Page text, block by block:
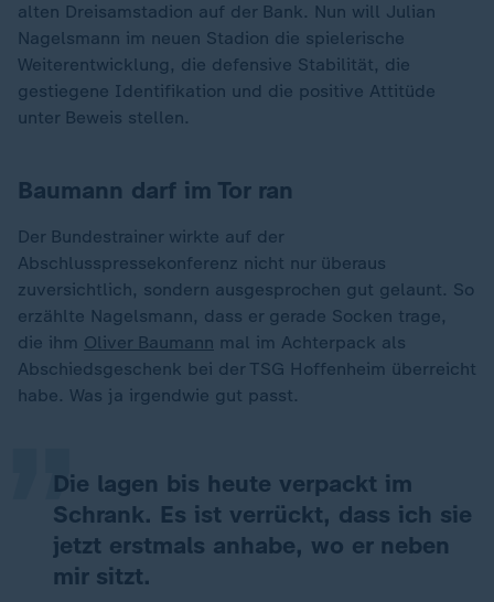
alten Dreisamstadion auf der Bank. Nun will Julian
Nagelsmann im neuen Stadion die spielerische
Weiterentwicklung, die defensive Stabilität, die
gestiegene Identifikation und die positive Attitüde
unter Beweis stellen.
Baumann darf im Tor ran
Der Bundestrainer wirkte auf der
Abschlusspressekonferenz nicht nur überaus
zuversichtlich, sondern ausgesprochen gut gelaunt. So
erzählte Nagelsmann, dass er gerade Socken trage,
die ihm Oliver Baumann mal im Achterpack als
Abschiedsgeschenk bei der TSG Hoffenheim überreicht
habe. Was ja irgendwie gut passt.
Die lagen bis heute verpackt im
Schrank. Es ist verrückt, dass ich sie
jetzt erstmals anhabe, wo er neben
mir sitzt.
„